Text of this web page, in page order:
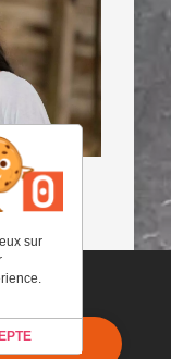
MA
sur